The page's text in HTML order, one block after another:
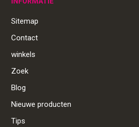
Sitemap
Contact
winkels
Zoek
Blog
Nieuwe producten
Tips